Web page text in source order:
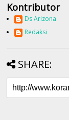
Kontributor
Ds Arizona
Redaksi
SHARE: